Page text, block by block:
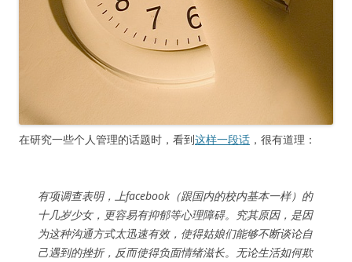
在研究一些个人管理的话题时，看到这样一段话 ，很有道理：
有项调查表明，上facebook（跟国内的校内基本一样）的
十几岁少女，更容易有抑郁等心理障碍。究其原因，是因
为这种沟通方式太迅速有效，使得姑娘们能够不断谈论自
己遇到的挫折，反而使得负面情绪滋长。无论生活如何欺